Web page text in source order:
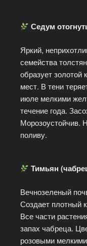
Седум
Яркий,
семейства
образует золотой
мест. В тени
июле мелкими
течение года.
Морозоустойчив.
поливу.
Тимьян
Вечнозеленый
Создает плотный
Все части
запах чабреца.
розовыми